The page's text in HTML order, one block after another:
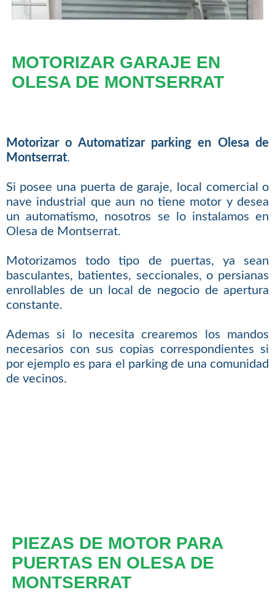
MOTORIZAR GARAJE EN
OLESA DE MONTSERRAT
Motorizar o Automatizar parking en Olesa de
Montserrat.
Si posee una puerta de garaje, local comercial o
nave industrial que aun no tiene motor y desea
un automatismo, nosotros se lo instalamos en
Olesa de Montserrat.
Motorizamos todo tipo de puertas, ya sean
basculantes, batientes, seccionales, o persianas
enrollables de un local de negocio de apertura
constante.
Ademas si lo necesita crearemos los mandos
necesarios con sus copias correspondientes si
por ejemplo es para el parking de una comunidad
de vecinos.
PIEZAS DE MOTOR PARA
PUERTAS EN OLESA DE
MONTSERRAT